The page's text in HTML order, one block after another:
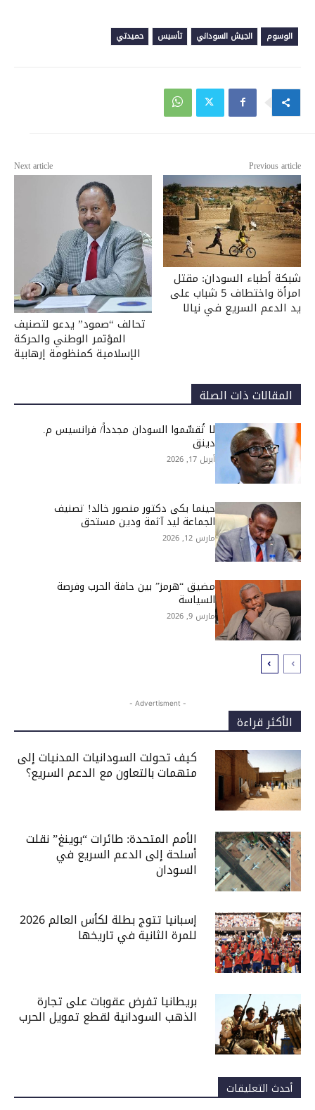
الوسوم الجيش السوداني تأسيس حميدتي
Previous article
شبكة أطباء السودان: مقتل
امرأة واختطاف 5 شباب على
يد الدعم السريع في نيالا
Next article
تحالف “صمود” يدعو لتصنيف
المؤتمر الوطني والحركة
الإسلامية كمنظومة إرهابية
المقالات ذات الصلة
لا تُقسِّموا السودان مجدداً/ فرانسيس م.
دينق
أبريل 17, 2026
حينما بكى دكتور منصور خالد! تصنيف
الجماعة ليد آثمة ودين مستحق
مارس 12, 2026
مضيق “هرمز” بين حافة الحرب وفرصة
السياسة
مارس 9, 2026
- Advertisment -
الأكثر قراءة
كيف تحولت السودانيات المدنيات إلى
متهمات بالتعاون مع الدعم السريع؟
الأمم المتحدة: طائرات “بوينغ” نقلت
أسلحة إلى الدعم السريع في
السودان
إسبانيا تتوج بطلة لكأس العالم 2026
للمرة الثانية في تاريخها
بريطانيا تفرض عقوبات على تجارة
الذهب السودانية لقطع تمويل الحرب
أحدث التعليقات